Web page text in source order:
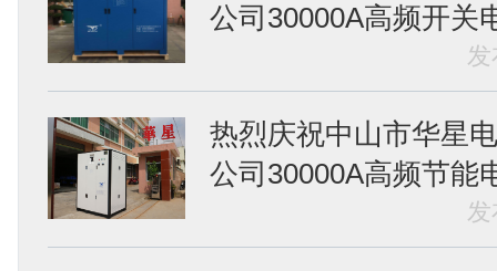
公司30000A高频开关
热烈庆祝中山市华星
公司30000A高频节能